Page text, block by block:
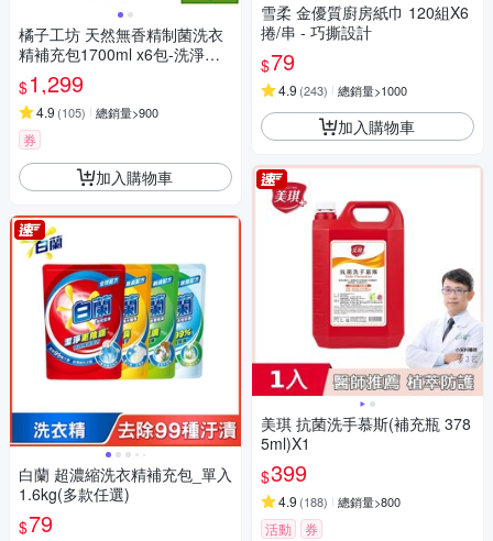
橘子工坊 天然無香精制菌洗衣
精補充包1700ml x6包-洗淨病
毒升級版
$1,299
4.9 (105) 總銷量>900
券
加入購物車
白蘭 超濃縮洗衣精補充包_單入
1.6kg(多款任選)
$79
雪柔 金優質廚房紙巾 120組X6
捲/串 - 巧撕設計
$79
4.9 (243) 總銷量>1000
加入購物車
美琪 抗菌洗手慕斯(補充瓶 378
5ml)X1
$399
4.9 (188) 總銷量>800
活動 券